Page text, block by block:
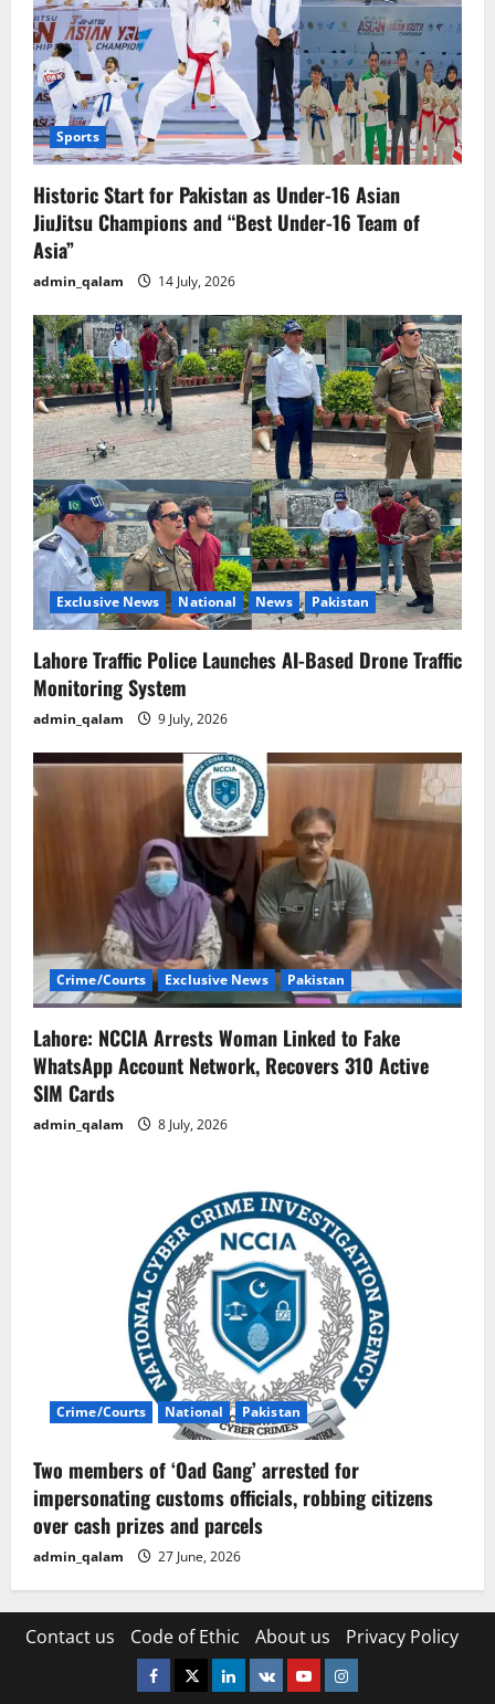
Sports
Historic Start for Pakistan as Under-16 Asian
JiuJitsu Champions and “Best Under-16 Team of
Asia”
admin_qalam 14 July, 2026
Exclusive News National News Pakistan
Lahore Traffic Police Launches AI-Based Drone Traffic
Monitoring System
admin_qalam 9 July, 2026
Crime/Courts Exclusive News Pakistan
Lahore: NCCIA Arrests Woman Linked to Fake
WhatsApp Account Network, Recovers 310 Active
SIM Cards
admin_qalam 8 July, 2026
Crime/Courts National Pakistan
Two members of ‘Oad Gang’ arrested for
impersonating customs officials, robbing citizens
over cash prizes and parcels
admin_qalam 27 June, 2026
Contact us Code of Ethic About us Privacy Policy
Facebook
TwitterLinkedin
VK YoutubeInstagram